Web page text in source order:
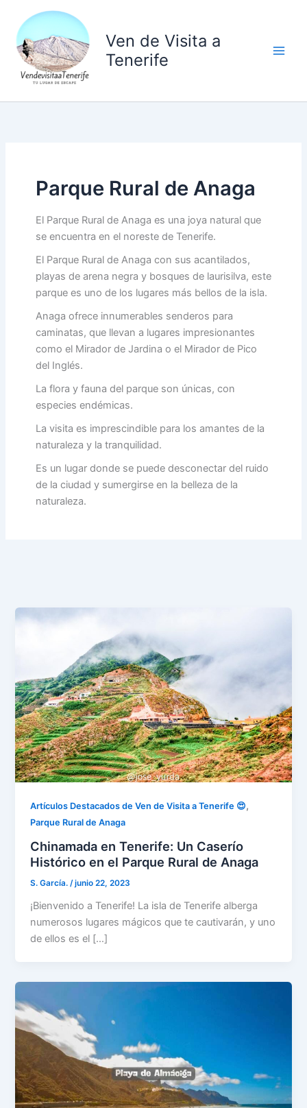
contenido
Ven de Visita a
Tenerife
Parque Rural de Anaga
El Parque Rural de Anaga es una joya natural que
se encuentra en el noreste de Tenerife.
El Parque Rural de Anaga con sus acantilados,
playas de arena negra y bosques de laurisilva, este
parque es uno de los lugares más bellos de la isla.
Anaga ofrece innumerables senderos para
caminatas, que llevan a lugares impresionantes
como el Mirador de Jardina o el Mirador de Pico
del Inglés.
La flora y fauna del parque son únicas, con
especies endémicas.
La visita es imprescindible para los amantes de la
naturaleza y la tranquilidad.
Es un lugar donde se puede desconectar del ruido
de la ciudad y sumergirse en la belleza de la
naturaleza.
Artículos Destacados de Ven de Visita a Tenerife 😍,
Parque Rural de Anaga
Chinamada en Tenerife: Un Caserío
Histórico en el Parque Rural de Anaga
S. García. /junio 22, 2023
¡Bienvenido a Tenerife! La isla de Tenerife alberga
numerosos lugares mágicos que te cautivarán, y uno
de ellos es el […]